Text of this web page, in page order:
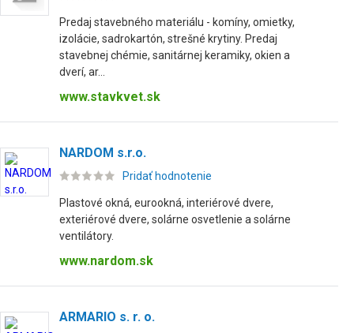
Predaj stavebného materiálu - komíny, omietky,
izolácie, sadrokartón, strešné krytiny. Predaj
stavebnej chémie, sanitárnej keramiky, okien a
dverí, ar...
www.stavkvet.sk
NARDOM s.r.o.
Pridať hodnotenie
Plastové okná, eurookná, interiérové dvere,
exteriérové dvere, solárne osvetlenie a solárne
ventilátory.
www.nardom.sk
ARMARIO s. r. o.